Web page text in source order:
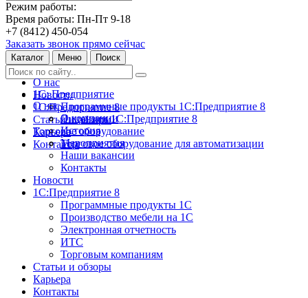
Режим работы:
Время работы: Пн-Пт 9-18
+7 (8412) 450-054
Заказать звонок прямо сейчас
Каталог Меню Поиск
О нас
Новости
1С:Предприятие 8
Статьи и обзоры
Карьера
Контакты
1С: Предприятие
Программные продукты 1С:Предприятие 8
Лицензии 1С:Предприятие 8
Торговое оборудование
Торговое оборудование для автоматизации
О нас
О компании
История
Мероприятия
Наши вакансии
Контакты
Новости
1С:Предприятие 8
Программные продукты 1С
Производство мебели на 1С
Электронная отчетность
ИТС
Торговым компаниям
Статьи и обзоры
Карьера
Контакты